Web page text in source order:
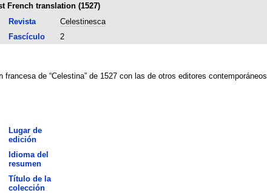
French translation (1527)
Revista Celestinesca
Fascículo 2
de “Celestina” de 1527 con las de otros editores contemporáneos.
Lugar de
edición
Idioma del
resumen
Título de la
colección